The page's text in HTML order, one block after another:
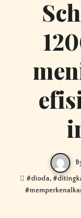
#dioda, #
#